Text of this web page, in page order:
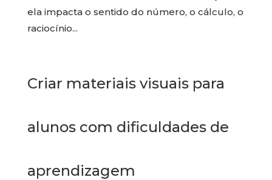
ela impacta o sentido do número, o cálculo, o
raciocínio...
Criar materiais visuais para
alunos com dificuldades de
aprendizagem